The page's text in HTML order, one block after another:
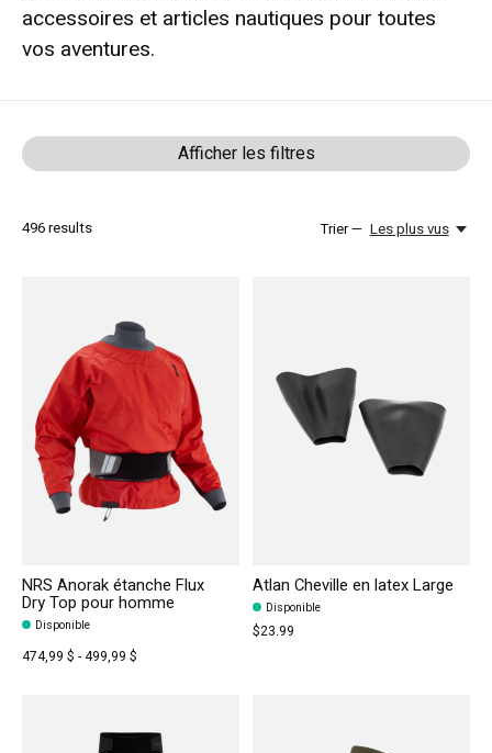
accessoires et articles nautiques pour toutes
vos aventures.
Afficher les filtres
496results Trier — Les plus vus
NRS Anorak étanche Flux
Dry Top pour homme
Disponible
474,99 $ - 499,99 $
Atlan Cheville en latex Large
Disponible
$23.99